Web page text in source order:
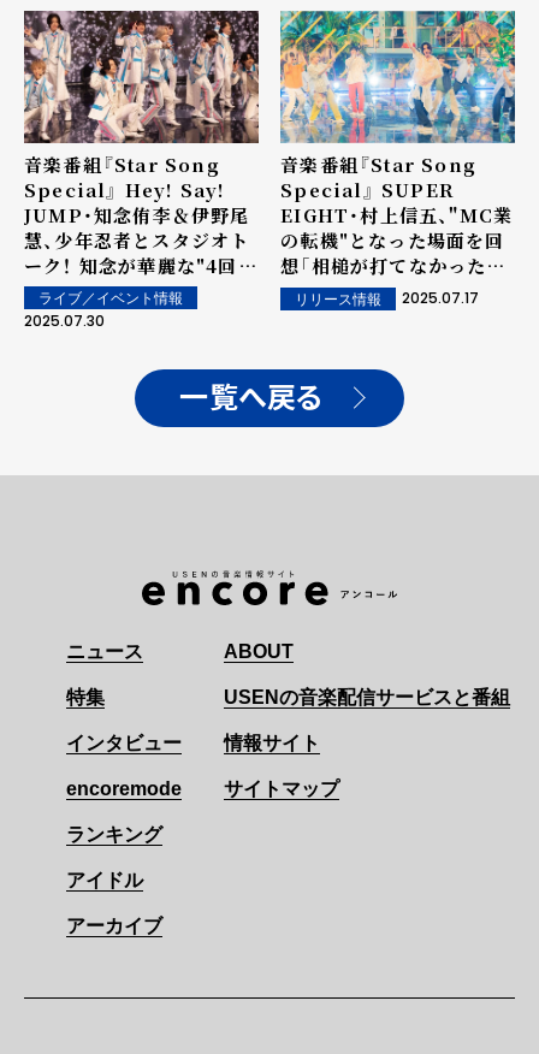
音楽番組『Star Song
Special』 Hey! Say!
JUMP・知念侑李＆伊野尾
慧、少年忍者とスタジオト
ーク！ 知念が華麗な"4回
転"ターンを披露！伊野尾
は"胸キュンセリフ"に挑戦
ライブ／イベント情報
2025.07.30
音楽番組『Star Song
Special』 SUPER
EIGHT・村上信五、"MC業
の転機"となった場面を回
想「相槌が打てなかった」
なにわ男子は新曲「ギラギ
ラサマー」でジュニアとス
リリース情報 2025.07.17
一覧へ戻る
ニュース
特集
インタビュー
encoremode
ランキング
アイドル
アーカイブ
ABOUT
USENの音楽配信サービスと番組
情報サイト
サイトマップ